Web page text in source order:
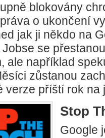
blokovány
o ukončení
jak ji někdo na
se
ale například
zůstanou
verze příští rok na
Stop
Google